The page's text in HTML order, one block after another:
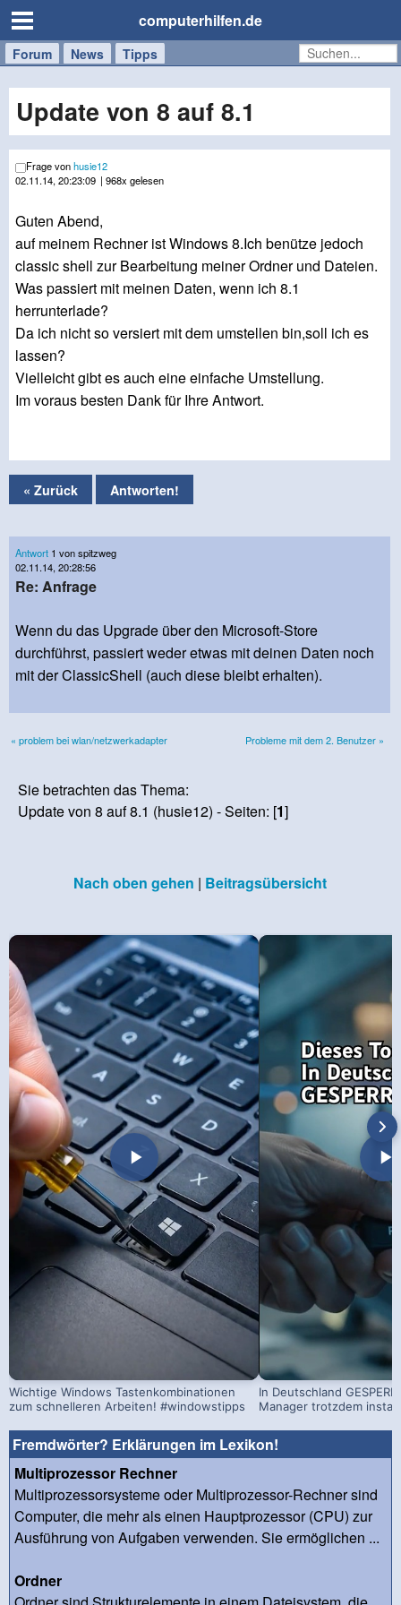
computerhilfen.de
Forum News Tipps
Handy
Tablet
Windows
Mac
Update von 8 auf 8.1
Frage vonhusie12
02.11.14, 20:23:09 | 968x gelesen
Guten Abend,
auf meinem Rechner ist Windows 8.Ich benütze jedoch
classic shell zur Bearbeitung meiner Ordner und Dateien.
Was passiert mit meinen Daten, wenn ich 8.1
herrunterlade?
Da ich nicht so versiert mit dem umstellen bin,soll ich es
lassen?
Vielleicht gibt es auch eine einfache Umstellung.
Im voraus besten Dank für Ihre Antwort.
« Zurück Antworten!
Antwort 1 von spitzweg
02.11.14, 20:28:56
Re: Anfrage
Wenn du das Upgrade über den Microsoft-Store
durchführst, passiert weder etwas mit deinen Daten noch
mit der ClassicShell (auch diese bleibt erhalten).
« problem bei wlan/netzwerkadapter Probleme mit dem 2. Benutzer »
Sie betrachten das Thema:
Update von 8 auf 8.1 (husie12) - Seiten: [1]
Nach oben gehen | Beitragsübersicht
Wichtige Windows Tastenkombinationen
zum schnelleren Arbeiten! #windowstipps
In Deutschland
Manager trotzdem
Fremdwörter? Erklärungen im Lexikon!
Multiprozessor Rechner
Multiprozessorsysteme oder Multiprozessor-Rechner sind
Computer, die mehr als einen Hauptprozessor (CPU) zur
Ausführung von Aufgaben verwenden. Sie ermöglichen ...
Ordner